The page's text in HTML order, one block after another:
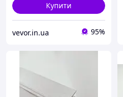
Купити
vevor.in.ua 95%